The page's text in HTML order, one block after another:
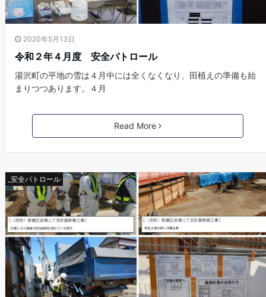
2020年5月13日
令和２年４月度 安全パトロール
湯沢町の平地の雪は４月中には全くなくなり、田植えの準備も始
まりつつあります。４月
Read More
_安全パトロール